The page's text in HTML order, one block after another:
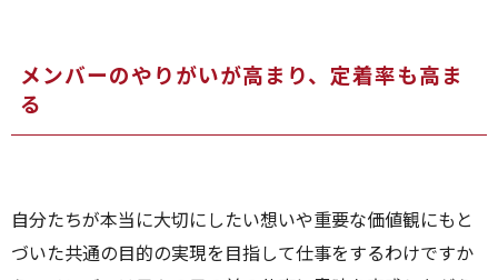
メンバーのやりがいが高まり、定着率も高ま
る
自分たちが本当に大切にしたい想いや重要な価値観にもと
づいた共通の目的の実現を目指して仕事をするわけですか